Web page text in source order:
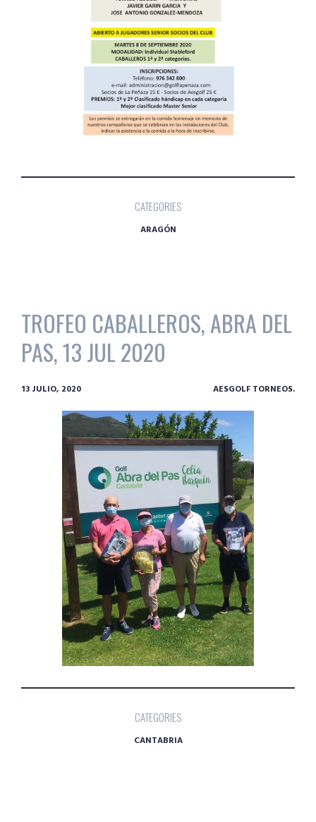
CATEGORIES
ARAGÓN
TROFEO CABALLEROS, ABRA DEL
PAS, 13 JUL 2020
13 JULIO, 2020 AESGOLF TORNEOS.
CATEGORIES
CANTABRIA